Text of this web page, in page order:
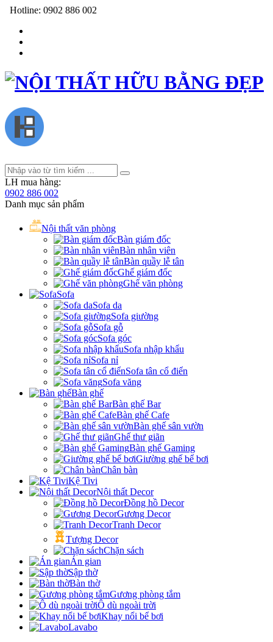
Hotline: 0902 886 002
LH mua hàng:
0902 886 002
Danh mục sản phẩm
Nội thất văn phòng
Bàn giám đốc
Bàn nhân viên
Bàn quầy lễ tân
Ghế giám đốc
Ghế văn phòng
Sofa
Sofa da
Sofa giường
Sofa gỗ
Sofa góc
Sofa nhập khẩu
Sofa nỉ
Sofa tân cổ điển
Sofa văng
Bàn ghế
Bàn ghế Bar
Bàn ghế Cafe
Bàn ghế sân vườn
Ghế thư giãn
Bàn ghế Gaming
Giường ghế bể bơi
Chân bàn
Kệ Tivi
Nội thất Decor
Đồng hồ Decor
Gương Decor
Tranh Decor
Tượng Decor
Chặn sách
Án gian
Sập thờ
Bàn thờ
Gương phòng tắm
Ô dù ngoài trời
Khay nổi bể bơi
Lavabo